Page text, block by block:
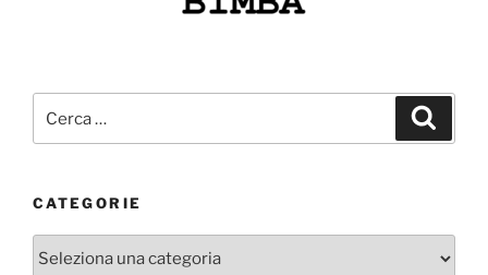
CATEGORIE
Categorie